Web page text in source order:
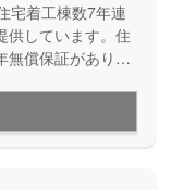
宅着工棟数7年連
供しています。住
無償保証があり、
方にオススメで